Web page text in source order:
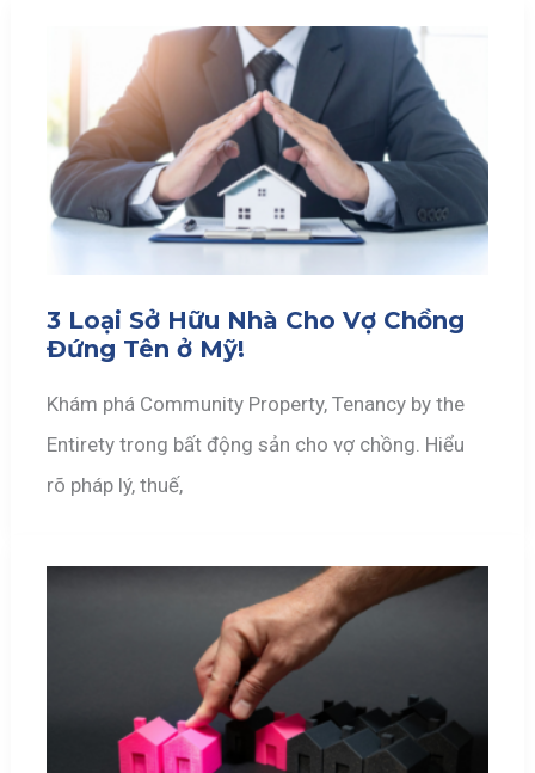
3 Loại Sở Hữu Nhà Cho Vợ Chồng
Đứng Tên ở Mỹ!
Khám phá Community Property, Tenancy by the
Entirety trong bất động sản cho vợ chồng. Hiểu
rõ pháp lý, thuế,